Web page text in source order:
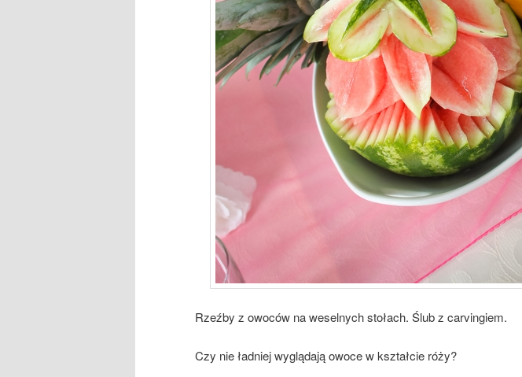
Rzeźby z owoców na weselnych stołach. Ślub z carvingiem.
Czy nie ładniej wyglądają owoce w kształcie róży?